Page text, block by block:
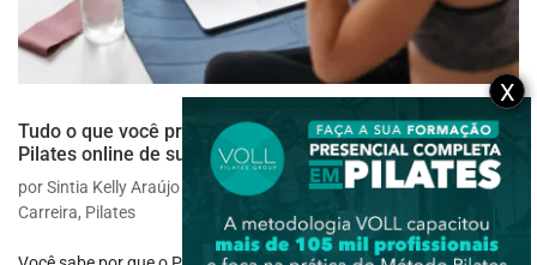
Tudo o que você precisa saber para ser um instrutor de
Pilates online de sucesso!
porSintia Kelly Araújo Lopes| set 9, 2024|Atuação Profissional,
Carreira, Pilates
X